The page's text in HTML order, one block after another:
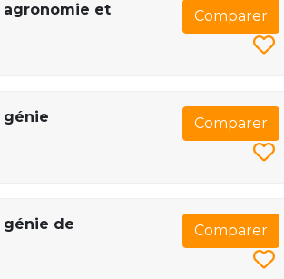
et
Comparer
génie
Comparer
de
Comparer